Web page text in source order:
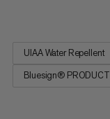
UIAA Water Repellent
Bluesign® PRODUCT